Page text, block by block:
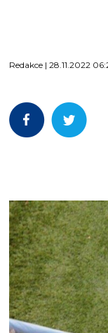
Redakce | 28.11.2022